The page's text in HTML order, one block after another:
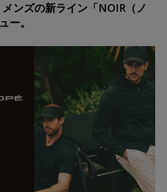
ンズの新ライン「NOIR（ノ
ー。